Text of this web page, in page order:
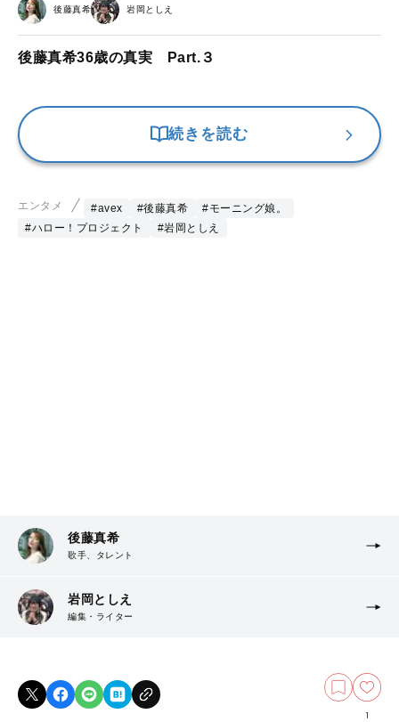
後藤真希 岩岡としえ
後藤真希36歳の真実 Part.３
続きを読む
エンタメ #avex #後藤真希
#モーニング娘。
#ハロー！プロジェクト
#岩岡としえ
後藤真希
歌手、タレント
岩岡としえ
編集・ライター
1